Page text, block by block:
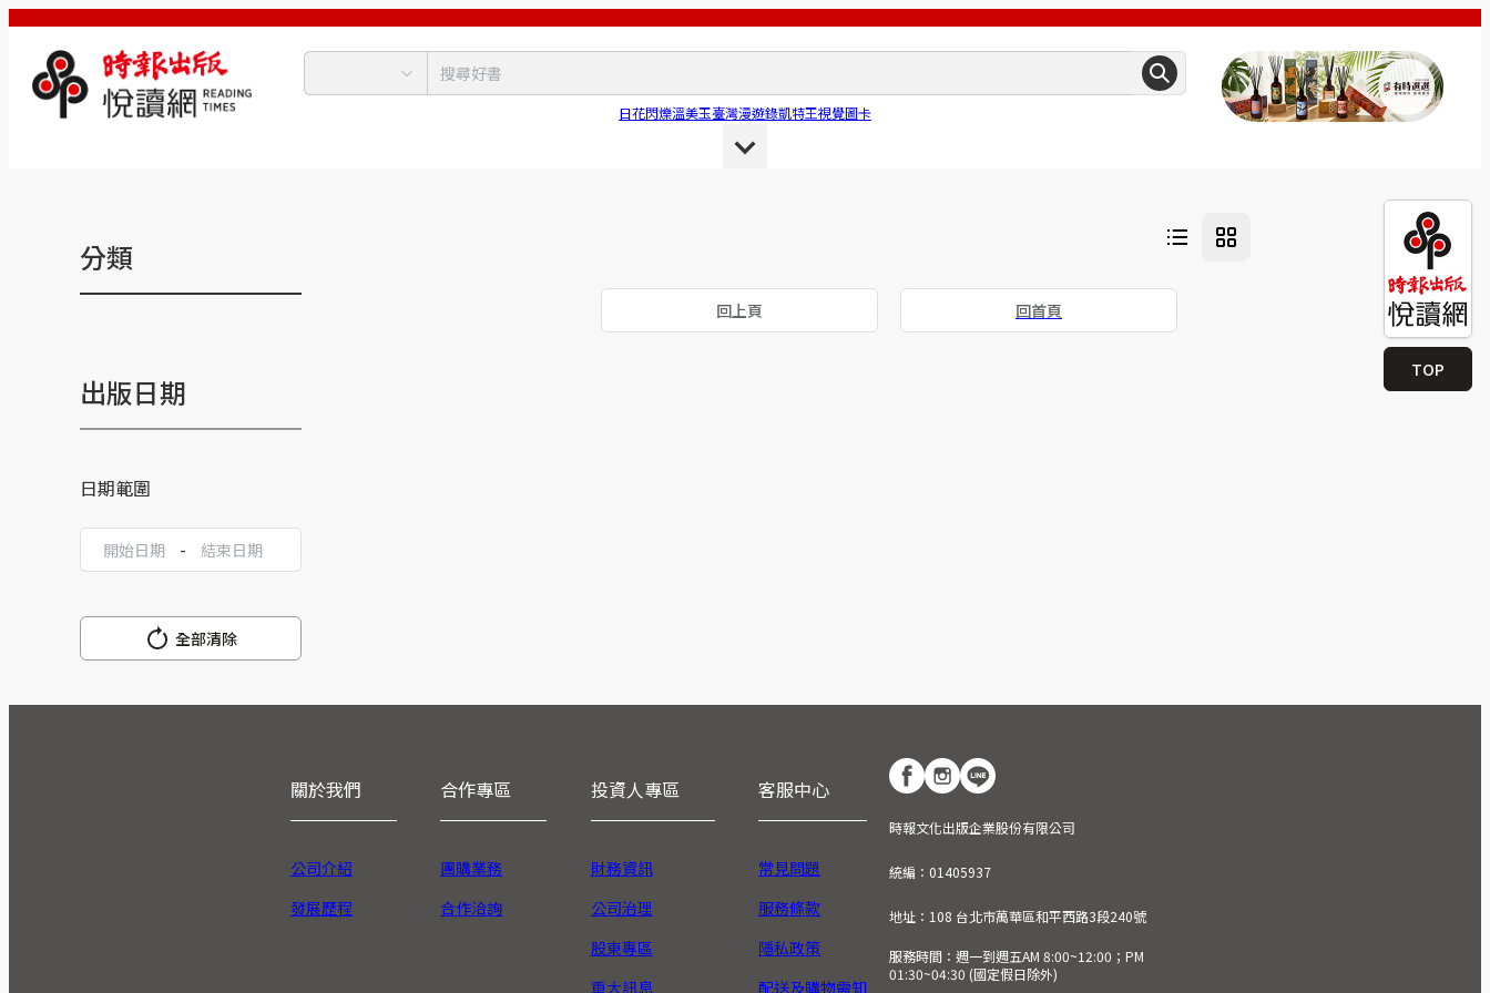
日花閃爍溫美玉臺灣漫遊錄凱特王視覺圖卡
TOP
分類
出版日期
日期範圍
-
全部清除
回上頁 回首頁
關於我們
公司介紹
發展歷程
合作專區
團購業務
合作洽詢
投資人專區
財務資訊
公司治理
股東專區
重大訊息
客服中心
常見問題
服務條款
隱私政策
配送及購物需知
時報文化出版企業股份有限公司
統編：01405937
地址：108 台北市萬華區和平西路3段240號
服務時間：週一到週五AM 8:00~12:00；PM
01:30~04:30 (國定假日除外)